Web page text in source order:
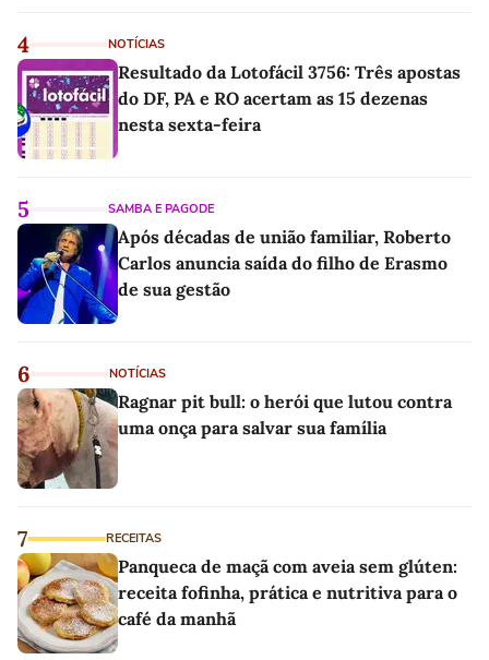
4 NOTÍCIAS
Resultado da Lotofácil 3756: Três apostas
do DF, PA e RO acertam as 15 dezenas
nesta sexta-feira
5 SAMBA E PAGODE
Após décadas de união familiar, Roberto
Carlos anuncia saída do filho de Erasmo
de sua gestão
6 NOTÍCIAS
Ragnar pit bull: o herói que lutou contra
uma onça para salvar sua família
7 RECEITAS
Panqueca de maçã com aveia sem glúten:
receita fofinha, prática e nutritiva para o
café da manhã